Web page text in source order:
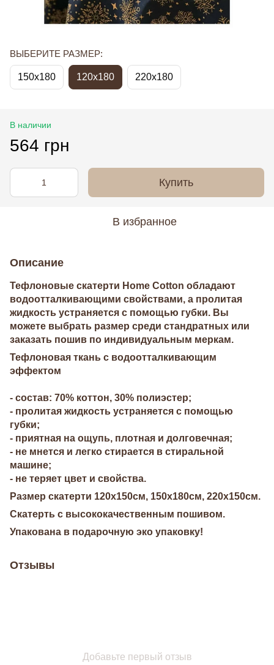
ВЫБЕРИТЕ РАЗМЕР:
150x180 120х180 220х180
В наличии
564 грн
Купить
В избранное
Описание
Тефлоновые скатерти Home Cotton обладают
водоотталкивающими свойствами, а пролитая
жидкость устраняется с помощью губки. Вы
можете выбрать размер среди стандратных или
заказать пошив по индивидуальным меркам.
Тефлоновая ткань с водоотталкивающим
эффектом
- состав: 70% коттон, 30% полиэстер;
- пролитая жидкость устраняется с помощью
губки;
- приятная на ощупь, плотная и долговечная;
- не мнется и легко стирается в стиральной
машине;
- не теряет цвет и свойства.
Размер скатерти 120х150см, 150х180см, 220х150см.
Скатерть с высококачественным пошивом.
Упакована в подарочную эко упаковку!
Отзывы
Добавьте первый отзыв